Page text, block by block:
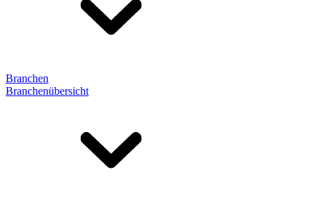
Branchen
Branchenübersicht